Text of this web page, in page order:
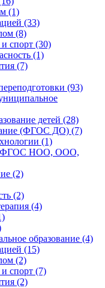
(1)
(33)
(8)
и спорт (30)
(1)
(7)
(93)
детей (28)
(ФГОС ДО) (7)
(1)
(ФГОС НОО, ООО,
(2)
(2)
(4)
образование (4)
(15)
(2)
и спорт (7)
(2)